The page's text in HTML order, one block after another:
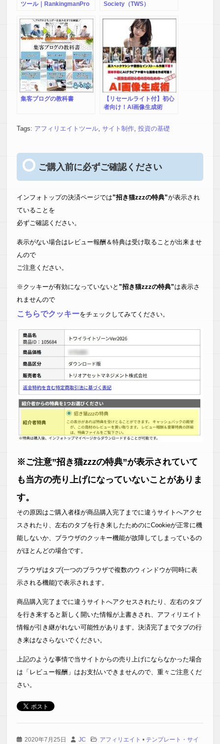
ツール｜RankingmanPro
Society（TWS）
集客ブログの教科書
【リセールライト付】初心
者向け！AI画像生成術
Tags: アフィリエイトツール, サイト制作, 投資の基礎
ご購入前に必ずご確認ください
インフォトップの決済ページでは”招き猫zzzの特典”が表示され
ていることを
必ずご確認ください。
表示がない場合はレビュー報酬＆特典は受け取ることが出来ませ
んので
ご注意ください。
※クッキーが有効になっていないと ”招き猫zzzの特典”は表示さ
れませんので
こちらでクッキーをチェックしてみてください。
※ご注意”招き猫zzzの特典”が表示されていて
も当方の売り上げになっていないことがありま
す。
その原因はご購入者様が商品購入完了までに違うサイトへアクセ
スされたり、左右のタブを行き来したためのにCookieが正常に機
能しないか、ブラウザのクッキー機能が故障してしまっているの
がほとんどの場合です。
ブラウザはタブ(一つのブラウザで複数のウィンドウが同時に表
示される機能)で表示されます。
商品購入完了までに違うサイトへアクセスされたり、左右のタブ
を行き来すると新しく開いた情報が上書きされ、アフィリエイト
情報が引き継がれない可能性があります。決済完了までタブの行
き来はなさらないでください。
上記のような事情で当サイトからの売り上げにならなかった場合
は「レビュー報酬」はお支払いできませんので、重々ご注意くだ
さい。
2020年7月25日 JC アフィリエイト • テンプレート・サイ